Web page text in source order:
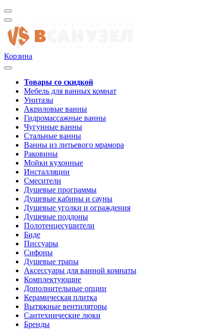
Корзина
Товары со скидкой
Мебель для ванных комнат
Унитазы
Акриловые ванны
Гидромассажные ванны
Чугунные ванны
Стальные ванны
Ванны из литьевого мрамора
Раковины
Мойки кухонные
Инсталляции
Смесители
Душевые программы
Душевые кабины и сауны
Душевые уголки и ограждения
Душевые поддоны
Полотенцесушители
Биде
Писсуары
Сифоны
Душевые трапы
Аксессуары для ванной комнаты
Комплектующие
Дополнительные опции
Керамическая плитка
Вытяжные вентиляторы
Сантехнические люки
Бренды